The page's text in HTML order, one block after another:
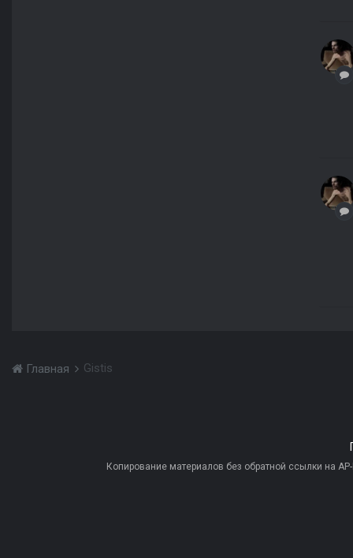
Главная Gistis
Копирование материалов без обратной ссылки на